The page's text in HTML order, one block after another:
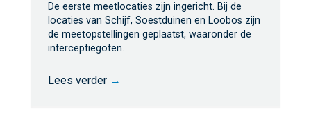
De eerste meetlocaties zijn ingericht. Bij de
locaties van Schijf, Soestduinen en Loobos zijn
de meetopstellingen geplaatst, waaronder de
interceptiegoten.
Lees verder →